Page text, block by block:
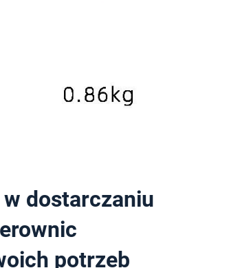
dostarczaniu
potrzeb